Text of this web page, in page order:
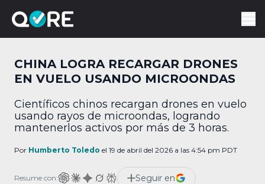
CHINA LOGRA RECARGAR DRONES
EN VUELO USANDO MICROONDAS
Científicos chinos recargan drones en vuelo
usando rayos de microondas, logrando
mantenerlos activos por más de 3 horas.
Por Humberto Toledo el 19 de abril del 2026 a las 4:54 pm PDT
Resume con: Seguir en